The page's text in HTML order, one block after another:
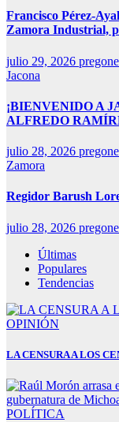
Francisco Pérez-
Zamora Industrial,
julio 29, 2026
Jacona
¡BIENVENIDO A
ALFREDO
julio 28, 2026
Zamora
Regidor Barush
julio 28, 2026
Últimas
Populares
Tendencias
OPINIÓN
LA CENSURA A LOS
POLÍTICA